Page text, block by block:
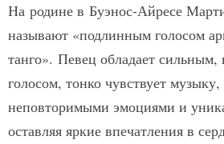
На родине в Буэнос-Айресе
называют «подлинным голосом
танго». Певец обладает
голосом, тонко чувствует
неповторимыми эмоциями и
оставляя яркие впечатления в